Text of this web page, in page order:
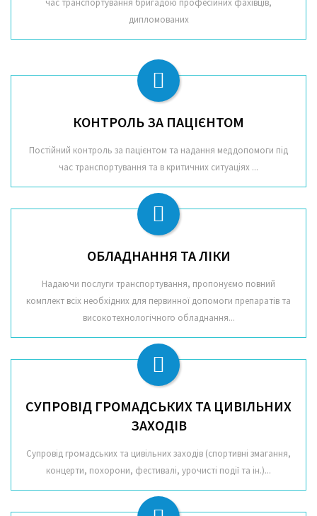
час транспортування бригадою професійних фахівців,
дипломованих
КОНТРОЛЬ ЗА ПАЦІЄНТОМ
Постійний контроль за пацієнтом та надання меддопомоги під
час транспортування та в критичних ситуаціях ...
ОБЛАДНАННЯ ТА ЛІКИ
Надаючи послуги транспортування, пропонуємо повний
комплект всіх необхідних для первинної допомоги препаратів та
високотехнологічного обладнання...
СУПРОВІД ГРОМАДСЬКИХ ТА ЦИВІЛЬНИХ
ЗАХОДІВ
Супровід громадських та цивільних заходів (спортивні змагання,
концерти, похорони, фестивалі, урочисті події та ін.)...